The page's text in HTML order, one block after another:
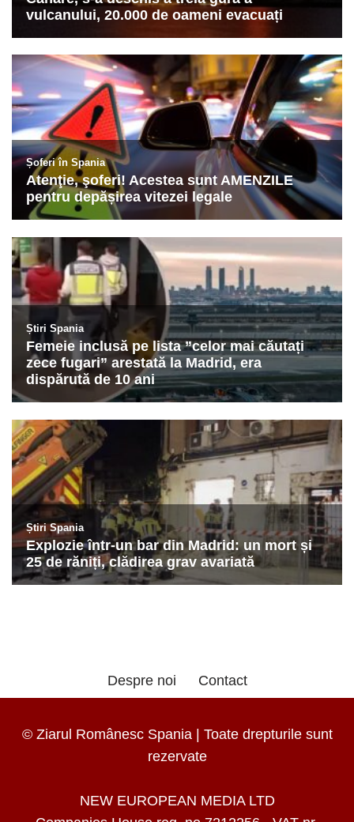
Despre noi Contact
© Ziarul Românesc Spania | Toate drepturile sunt
rezervate
NEW EUROPEAN MEDIA LTD